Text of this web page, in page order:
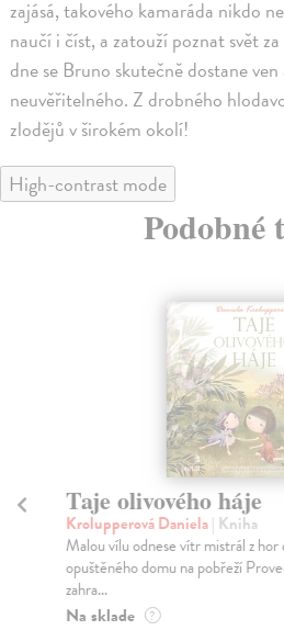
zajásá, takového kamaráda nikdo
naučí i číst, a zatouží poznat svět
dne se Bruno skutečně dostane
neuvěřitelného. Z drobného
zlodějů v širokém okolí!
High-contrast mode
Podobné
Taje olivového háje
Krolupperová Daniela| Kniha
Malou vílu odnese vítr mistrál z hor
opuštěného domu na pobřeží
zahra...
Na sklade ?